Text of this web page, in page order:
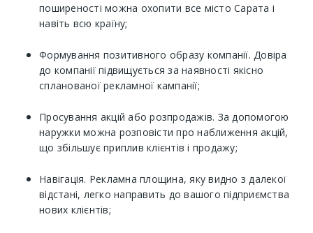
поширеності можна охопити все місто Сарата і
навіть всю країну;
Формування позитивного образу компанії. Довіра
до компанії підвищується за наявності якісно
спланованої рекламної кампанії;
Просування акцій або розпродажів. За допомогою
наружки можна розповісти про наближення акцій,
що збільшує приплив клієнтів і продажу;
Навігація. Рекламна площина, яку видно з далекої
відстані, легко направить до вашого підприємства
нових клієнтів;